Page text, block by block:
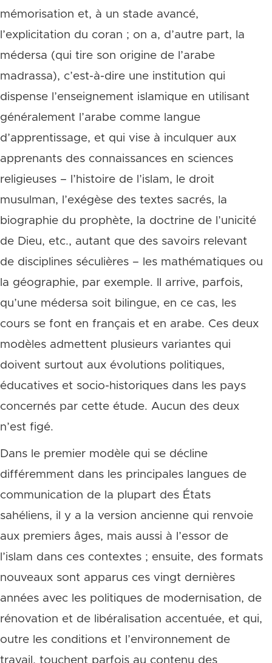
mémorisation et, à un stade avancé,
l’explicitation du coran ; on a, d’autre part, la
médersa (qui tire son origine de l’arabe
madrassa), c’est-à-dire une institution qui
dispense l’enseignement islamique en utilisant
généralement l’arabe comme langue
d’apprentissage, et qui vise à inculquer aux
apprenants des connaissances en sciences
religieuses – l’histoire de l’islam, le droit
musulman, l’exégèse des textes sacrés, la
biographie du prophète, la doctrine de l’unicité
de Dieu, etc., autant que des savoirs relevant
de disciplines séculières – les mathématiques ou
la géographie, par exemple. Il arrive, parfois,
qu’une médersa soit bilingue, en ce cas, les
cours se font en français et en arabe. Ces deux
modèles admettent plusieurs variantes qui
doivent surtout aux évolutions politiques,
éducatives et socio-historiques dans les pays
concernés par cette étude. Aucun des deux
n’est figé.
Dans le premier modèle qui se décline
différemment dans les principales langues de
communication de la plupart des États
sahéliens, il y a la version ancienne qui renvoie
aux premiers âges, mais aussi à l’essor de
l’islam dans ces contextes ; ensuite, des formats
nouveaux sont apparus ces vingt dernières
années avec les politiques de modernisation, de
rénovation et de libéralisation accentuée, et qui,
outre les conditions et l’environnement de
travail, touchent parfois au contenu des